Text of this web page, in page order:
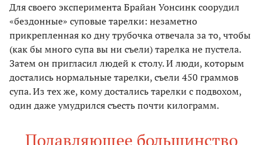
Для своего эксперимента Брайан Уонсинк соорудил
«бездонные» суповые тарелки: незаметно
прикрепленная ко дну трубочка отвечала за то, чтобы
(как бы много супа вы ни съели) тарелка не пустела.
Затем он пригласил людей к столу. И люди, которым
достались нормальные тарелки, съели 450 граммов
супа. Из тех же, кому достались тарелки с подвохом,
один даже умудрился съесть почти килограмм.
Подавляющее большинство